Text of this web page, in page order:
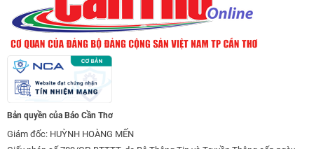
Bản quyền của Báo Cần Thơ
Giám đốc: HUỲNH HOÀNG MẾN